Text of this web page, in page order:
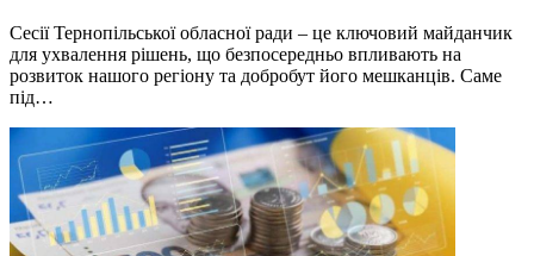
Сесії Тернопільської обласної ради – це ключовий майданчик
для ухвалення рішень, що безпосередньо впливають на
розвиток нашого регіону та добробут його мешканців. Саме
під…